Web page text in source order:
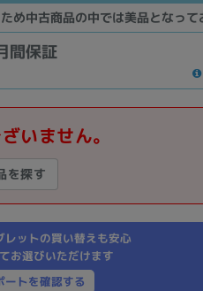
め中古商品の中では美品となって
間保証
いません。
を探す
ットの買い替えも安心
お選びいただけます
トを確認する
り込み
SONY TOSHIBA
HP